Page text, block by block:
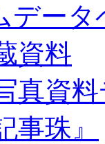
データ
資料
真資
事珠』